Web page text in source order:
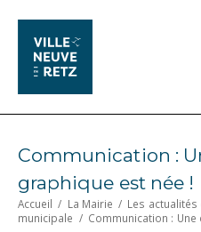
Communication :
graphique est née !
Accueil / La Mairie / Les actualités
municipale / Communication :